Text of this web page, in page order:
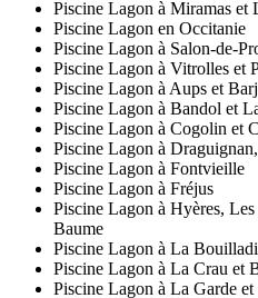
Piscine Lagon à Miramas et
Piscine Lagon en Occitanie
Piscine Lagon à Salon-de-
Piscine Lagon à Vitrolles et
Piscine Lagon à Aups et
Piscine Lagon à Bandol et
Piscine Lagon à Cogolin et
Piscine Lagon à
Piscine Lagon à Fontvieille
Piscine Lagon à Fréjus
Piscine Lagon à Hyères,
Baume
Piscine Lagon à La
Piscine Lagon à La Crau et
Piscine Lagon à La Garde